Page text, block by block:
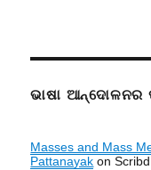
ଭାଷା ଆନ୍ଦୋଳନର
Masses and Mass
Pattanayak on Scribd